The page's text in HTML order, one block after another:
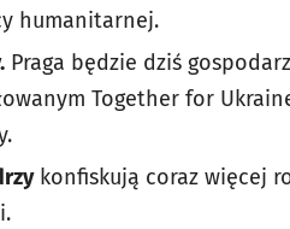
humanitarnej.
Praga będzie dziś
Together for
konfiskują coraz więcej